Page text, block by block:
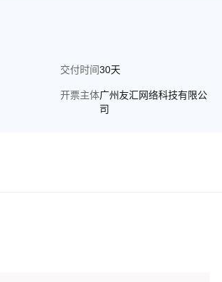
交付时间30天
开票主体广州友汇网络科技有限公
司